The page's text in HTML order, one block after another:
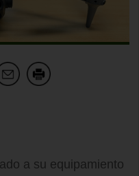
a su equipamiento